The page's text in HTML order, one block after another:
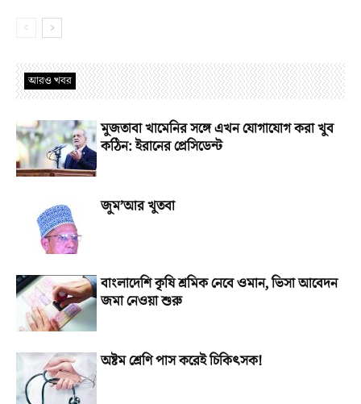
আরও খবর
মুজতাবা খামেনির সঙ্গে এখন যোগাযোগ করা খুব
কঠিন: ইরানের প্রেসিডেন্ট
জুম’আর খুতবা
বাংলাদেশি কৃষি শ্রমিক নেবে ওমান, ভিসা আবেদন
জমা নেওয়া শুরু
অষ্টম শ্রেণি পাস করেই চিকিৎসক!